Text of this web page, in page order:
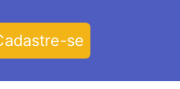
se